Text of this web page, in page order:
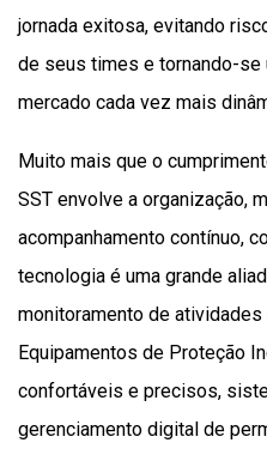
jornada exitosa, evitando
de seus times e tornando-
mercado cada vez mais
Muito mais que o
SST envolve a organização,
acompanhamento contínuo,
tecnologia é uma grande
monitoramento de
Equipamentos de Proteção
confortáveis e precisos,
gerenciamento digital de